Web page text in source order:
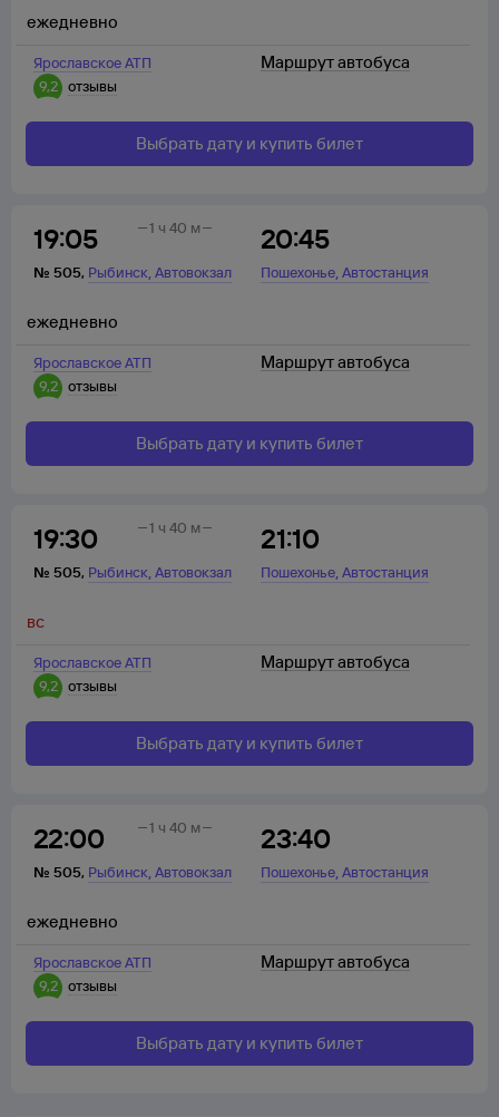
Ярославское АТП
9,2 отзывы
ежедневно
Маршрут автобуса
Выбрать дату и купить билет
19:05
№ 505, Рыбинск,Автовокзал
20:45
Пошехонье,Автостанция
1 ч 40 м
Ярославское АТП
9,2 отзывы
ежедневно
Маршрут автобуса
Выбрать дату и купить билет
19:30
№ 505, Рыбинск,Автовокзал
21:10
Пошехонье,Автостанция
1 ч 40 м
Ярославское АТП
9,2 отзывы
вс
Маршрут автобуса
Выбрать дату и купить билет
22:00
№ 505, Рыбинск,Автовокзал
23:40
Пошехонье,Автостанция
1 ч 40 м
Ярославское АТП
9,2 отзывы
ежедневно
Маршрут автобуса
Выбрать дату и купить билет